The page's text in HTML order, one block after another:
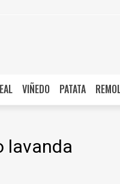
VIÑEDO PATATA
lavanda